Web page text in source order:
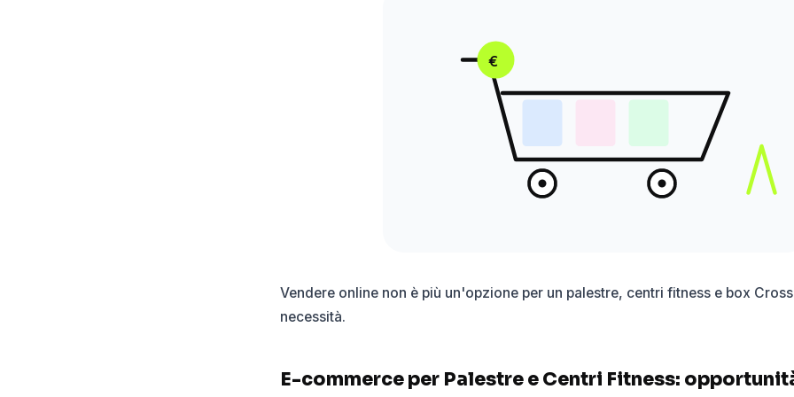
€
Vendere online non è più un'opzione per un palestre, centri fitness e box
necessità.
E-commerce per Palestre e Centri Fitness: